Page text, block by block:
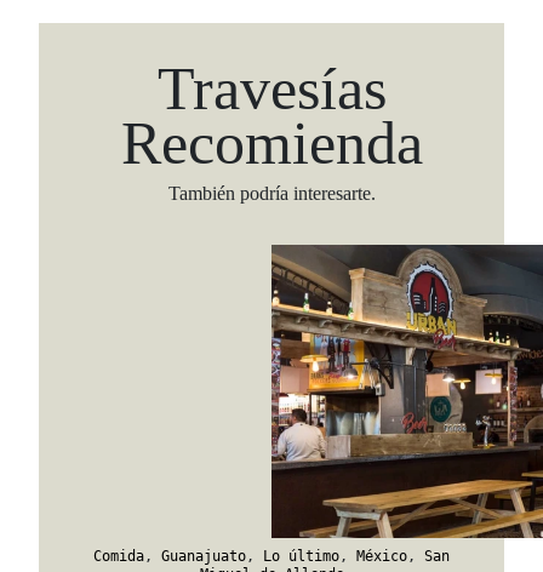
Travesías
Recomienda
También podría interesarte.
Comida, Guanajuato, Lo último, México, San